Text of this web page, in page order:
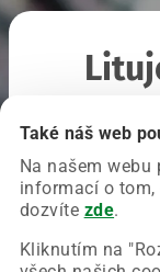
Také náš web
Na našem webu
informací o tom,
dozvíte zde.
Kliknutím na
Chyba
Zkuste